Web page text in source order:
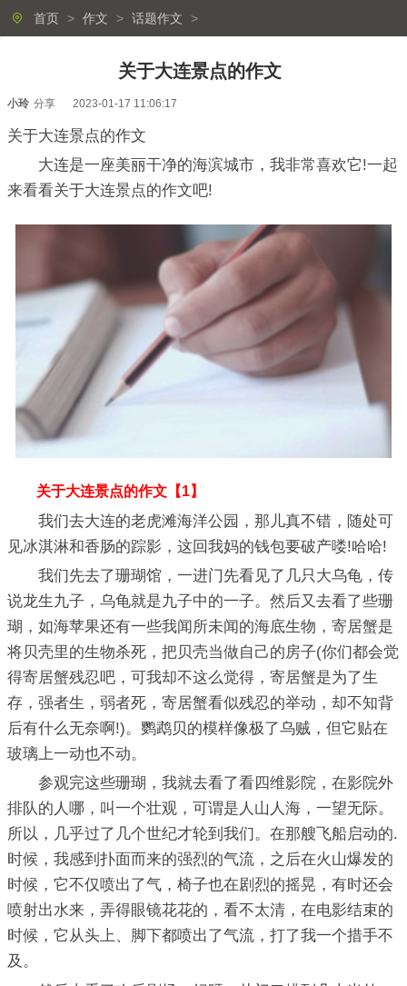
首页 > 作文 > 话题作文 >
关于大连景点的作文
小玲 分享 2023-01-17 11:06:17
关于大连景点的作文
大连是一座美丽干净的海滨城市，我非常喜欢它!一起
来看看关于大连景点的作文吧!
关于大连景点的作文【1】
我们去大连的老虎滩海洋公园，那儿真不错，随处可
见冰淇淋和香肠的踪影，这回我妈的钱包要破产喽!哈哈!
我们先去了珊瑚馆，一进门先看见了几只大乌龟，传
说龙生九子，乌龟就是九子中的一子。然后又去看了些珊
瑚，如海苹果还有一些我闻所未闻的海底生物，寄居蟹是
将贝壳里的生物杀死，把贝壳当做自己的房子(你们都会觉
得寄居蟹残忍吧，可我却不这么觉得，寄居蟹是为了生
存，强者生，弱者死，寄居蟹看似残忍的举动，却不知背
后有什么无奈啊!)。鹦鹉贝的模样像极了乌贼，但它贴在
玻璃上一动也不动。
参观完这些珊瑚，我就去看了看四维影院，在影院外
排队的人哪，叫一个壮观，可谓是人山人海，一望无际。
所以，几乎过了几个世纪才轮到我们。在那艘飞船启动的.
时候，我感到扑面而来的强烈的气流，之后在火山爆发的
时候，它不仅喷出了气，椅子也在剧烈的摇晃，有时还会
喷射出水来，弄得眼镜花花的，看不太清，在电影结束的
时候，它从头上、脚下都喷出了气流，打了我一个措手不
及。